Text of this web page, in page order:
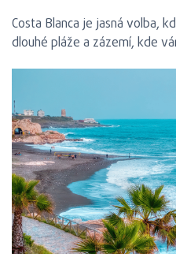
Costa Blanca je jasná volba,
dlouhé pláže a zázemí, kde